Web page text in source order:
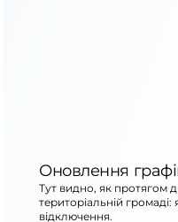
Оновлення
Тут видно, як протягом
територіальній
відключення.